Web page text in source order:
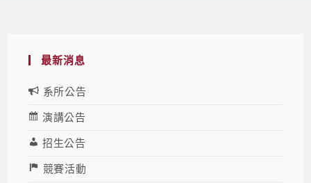
最新消息
系所公告
演講公告
招生公告
競賽活動